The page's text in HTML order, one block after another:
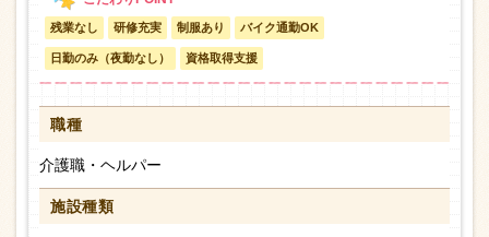
お問い合わせ
残業なし 研修充実 制服あり バイク通勤OK
日勤のみ（夜勤なし） 資格取得支援
職種
介護職・ヘルパー
施設種類